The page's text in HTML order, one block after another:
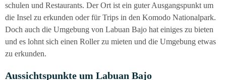
schu­len und Restau­rants. Der Ort ist ein guter Aus­gangs­punkt um
die Insel zu erkun­den oder für Trips in den Komo­do Natio­nal­park.
Doch auch die Umge­bung von Labu­an Bajo hat eini­ges zu bie­ten
und es lohnt sich einen Rol­ler zu mie­ten und die Umge­bung etwas
zu erkunden.
Aus­sichts­punk­te um Labu­an Bajo